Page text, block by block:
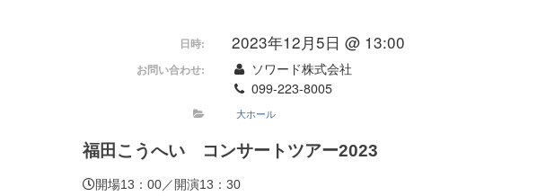
日時: 2023年12月5日 @ 13:00
お問い合わせ:
ソワード株式会社
099-223-8005
大ホール
福田こうへい コンサートツアー2023
開場13：00／開演13：30